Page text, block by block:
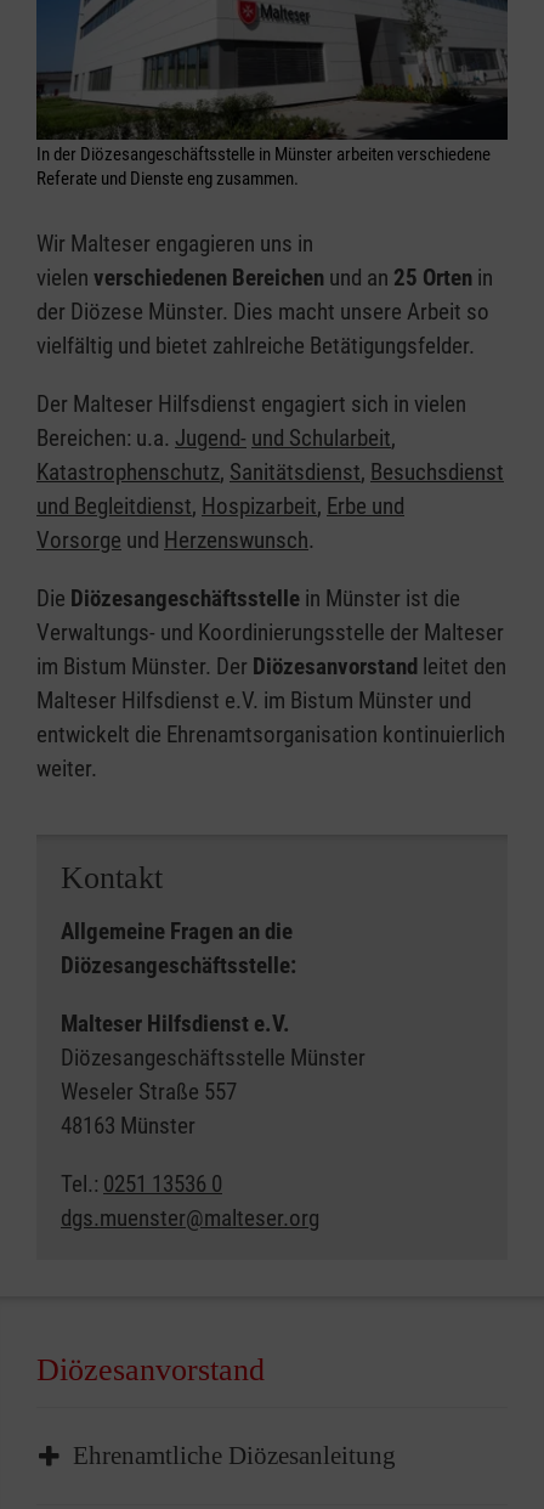
In der Diözesangeschäftsstelle in Münster arbeiten verschiedene
Referate und Dienste eng zusammen.
Wir Malteser engagieren uns in
vielen verschiedenen Bereichen und an 25 Orten in
der Diözese Münster. Dies macht unsere Arbeit so
vielfältig und bietet zahlreiche Betätigungsfelder.
Der Malteser Hilfsdienst engagiert sich in vielen
Bereichen: u.a. Jugend- und Schularbeit,
Katastrophenschutz, Sanitätsdienst, Besuchsdienst
und Begleitdienst, Hospizarbeit, Erbe und
Vorsorge und Herzenswunsch.
Die Diözesangeschäftsstelle in Münster ist die
Verwaltungs- und Koordinierungsstelle der Malteser
im Bistum Münster. Der Diözesanvorstand leitet den
Malteser Hilfsdienst e.V. im Bistum Münster und
entwickelt die Ehrenamtsorganisation kontinuierlich
weiter.
Kontakt
Allgemeine Fragen an die
Diözesangeschäftsstelle:
Malteser Hilfsdienst e.V.
Diözesangeschäftsstelle Münster
Weseler Straße 557
48163 Münster
Tel.: 0251 13536 0
dgs.muenster@malteser.org
Diözesanvorstand
Ehrenamtliche Diözesanleitung